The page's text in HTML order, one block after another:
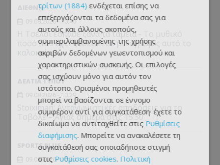
ΔΙΕΘΝΗ
09.08.2026 - 10:40
Η Τσέλσι έσπασε ξανά τα ταμεία - Το μυθικό
ποσό που έχει ξοδέψει σε μεταγραφές αυτό το
καλοκαίρι
ΔΕΛΤΙΑ ΤΥΠΟΥ
09.08.2026 - 10:29
Stoiximan: Ανταγωνιστικές αποδόσεις για το
Τσβόλε – Άγιαξ σήμερα στις 15:30
SPORTS PLUS
09.08.2026 - 10:24
τρίτων (1884) ενδέχεται επίσης να
επεξεργάζονται τα δεδομένα σας για
αυτούς και άλλους σκοπούς,
συμπεριλαμβανομένης της χρήσης
ακριβών δεδομένων γεωεντοπισμού και
χαρακτηριστικών συσκευής. Οι επιλογές
σας ισχύουν μόνο για αυτόν τον
ιστότοπο. Ορισμένοι προμηθευτές
μπορεί να βασίζονται σε έννομο
συμφέρον αντί για συγκατάθεση· έχετε το
δικαίωμα να αντιταχθείτε στις Ρυθμίσεις
διαφήμισης. Μπορείτε να ανακαλέσετε τη
συγκατάθεσή σας οποιαδήποτε στιγμή
στις Ρυθμίσεις cookies. Πολιτική